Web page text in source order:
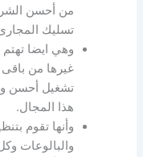
من أحسن
تسليك
وهي ايضا تهتم
غيرها من
تشغيل أحسن
هذا المجال.
وأنها تقوم
والبالوعات